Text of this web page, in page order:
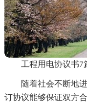
工程用电协议书7
随着社会不断地
订协议能够保证双方